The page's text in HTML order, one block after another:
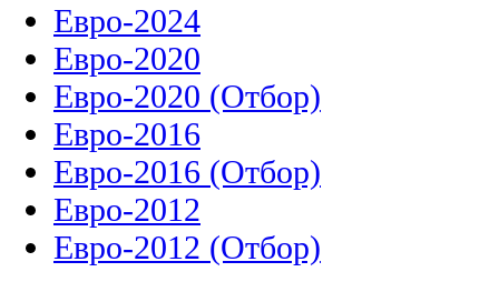
Евро-2024
Евро-2020
Евро-2020 (Отбор)
Евро-2016
Евро-2016 (Отбор)
Евро-2012
Евро-2012 (Отбор)